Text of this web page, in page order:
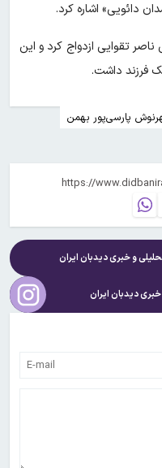
دائویی» اشاره کرد.
ایرانی ناصر تقوایی ازدواج کرد و این
پارسی‌پور بهمن
و خبریدیدبان ایران
خبریدیدبان ایران